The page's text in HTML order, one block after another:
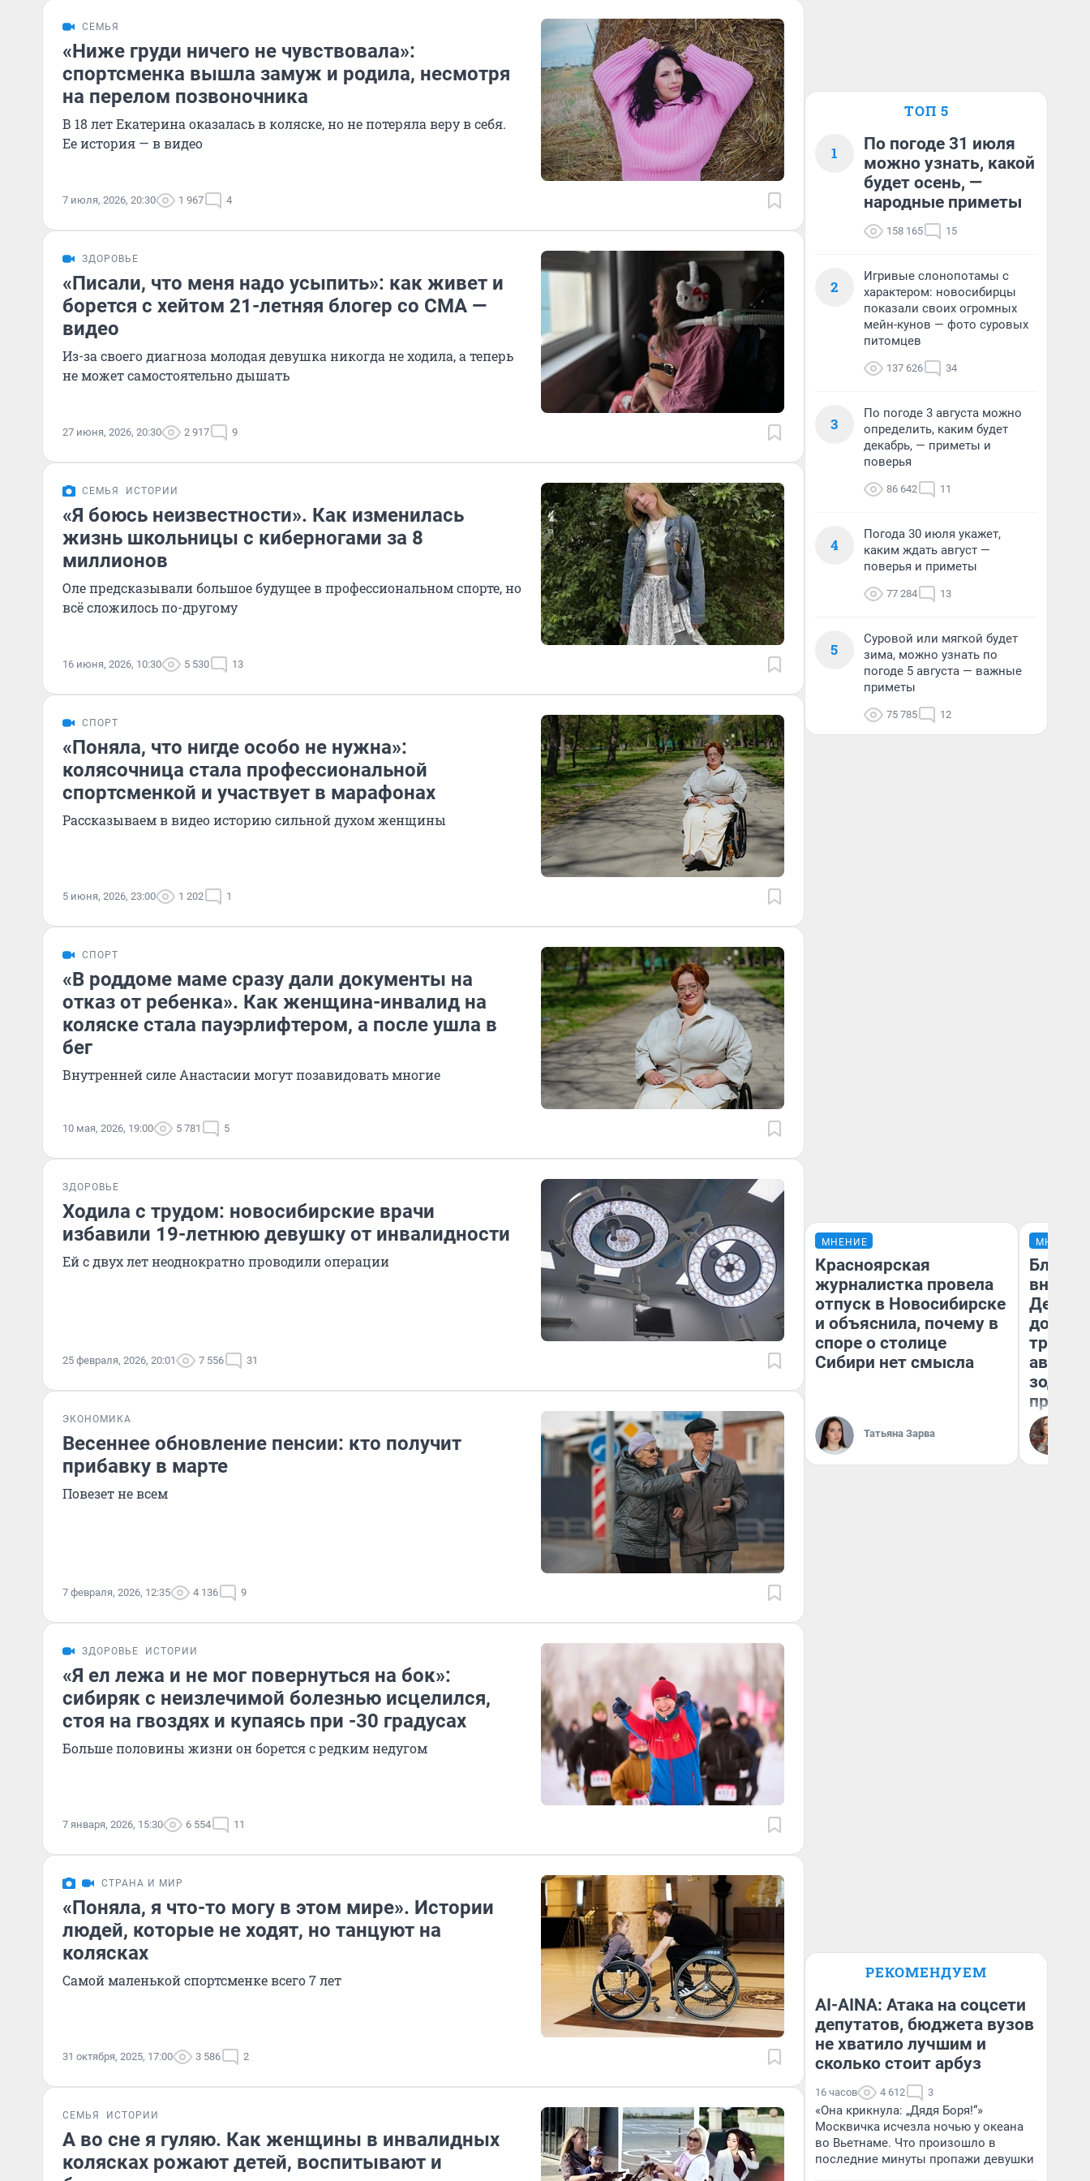
СЕМЬЯ
«Ниже груди ничего не чувствовала»:
спортсменка вышла замуж и родила, несмотря
на перелом позвоночника
В 18 лет Екатерина оказалась в коляске, но не потеряла веру в себя.
Ее история — в видео
7 июля, 2026, 20:30 1 967 4
ЗДОРОВЬЕ
«Писали, что меня надо усыпить»: как живет и
борется с хейтом 21-летняя блогер со СМА —
видео
Из-за своего диагноза молодая девушка никогда не ходила, а теперь
не может самостоятельно дышать
27 июня, 2026, 20:30 2 917 9
СЕМЬЯ ИСТОРИИ
«Я боюсь неизвестности». Как изменилась
жизнь школьницы с киберногами за 8
миллионов
Оле предсказывали большое будущее в профессиональном спорте, но
всё сложилось по-другому
16 июня, 2026, 10:30 5 530 13
СПОРТ
«Поняла, что нигде особо не нужна»:
колясочница стала профессиональной
спортсменкой и участвует в марафонах
Рассказываем в видео историю сильной духом женщины
5 июня, 2026, 23:00 1 202 1
СПОРТ
«В роддоме маме сразу дали документы на
отказ от ребенка». Как женщина-инвалид на
коляске стала пауэрлифтером, а после ушла в
бег
Внутренней силе Анастасии могут позавидовать многие
10 мая, 2026, 19:00 5 781 5
ЗДОРОВЬЕ
Ходила с трудом: новосибирские врачи
избавили 19-летнюю девушку от инвалидности
Ей с двух лет неоднократно проводили операции
25 февраля, 2026, 20:01 7 556 31
ЭКОНОМИКА
Весеннее обновление пенсии: кто получит
прибавку в марте
Повезет не всем
7 февраля, 2026, 12:35 4 136 9
ЗДОРОВЬЕ ИСТОРИИ
«Я ел лежа и не мог повернуться на бок»:
сибиряк с неизлечимой болезнью исцелился,
стоя на гвоздях и купаясь при -30 градусах
Больше половины жизни он борется с редким недугом
7 января, 2026, 15:30 6 554 11
СТРАНА И МИР
«Поняла, я что-то могу в этом мире». Истории
людей, которые не ходят, но танцуют на
колясках
Самой маленькой спортсменке всего 7 лет
31 октября, 2025, 17:00 3 586 2
СЕМЬЯ ИСТОРИИ
А во сне я гуляю. Как женщины в инвалидных
колясках рожают детей, воспитывают и
ТОП 5
1
По погоде 31 июля
можно узнать, какой
будет осень, —
народные приметы
158 165 15
2
Игривые слонопотамы с
характером: новосибирцы
показали своих огромных
мейн-кунов — фото суровых
питомцев
137 626 34
3
По погоде 3 августа можно
определить, каким будет
декабрь, — приметы и
поверья
86 642 11
4
Погода 30 июля укажет,
каким ждать август —
поверья и приметы
77 284 13
5
Суровой или мягкой будет
зима, можно узнать по
погоде 5 августа — важные
приметы
75 785 12
МНЕНИЕ
Красноярская
журналистка провела
отпуск в Новосибирске
и объяснила, почему в
споре о столице
Сибири нет смысла
Татьяна Зарва
МНЕНИЕ
Девам
траты:
август
РЕКОМЕНДУЕМ
AI-AINA: Атака на соцсети
депутатов, бюджета вузов
не хватило лучшим и
сколько стоит арбуз
16 часов 4 612 3
«Она крикнула: „Дядя Боря!“»
Москвичка исчезла ночью у океана
во Вьетнаме. Что произошло в
последние минуты пропажи девушки